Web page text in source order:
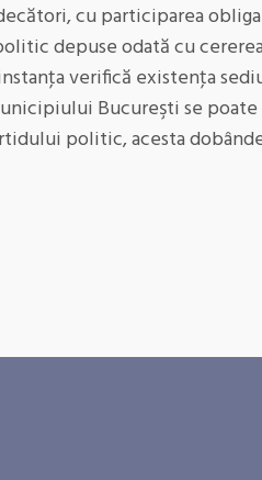
cu participarea
depuse odată cu
verifică existenţa
Bucureşti se
politic, acesta